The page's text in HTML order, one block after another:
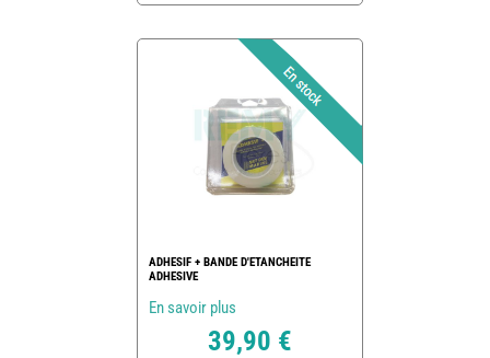
ADHESIF + BANDE D'ETANCHEITE
ADHESIVE
En savoir plus
39,90 €